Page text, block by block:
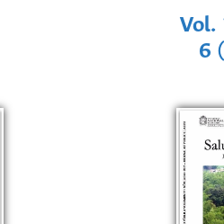
Vol.
6